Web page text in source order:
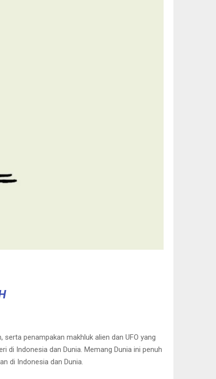
penampakan makhluk alien dan UFO yang
di Indonesia dan Dunia. Memang Dunia ini penuh
di Indonesia dan Dunia.